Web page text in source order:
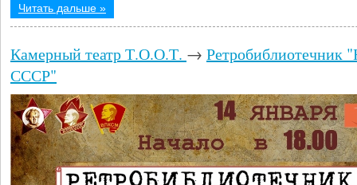
Читать дальше »
Камерный театр Т.О.О.Т. →
СССР"